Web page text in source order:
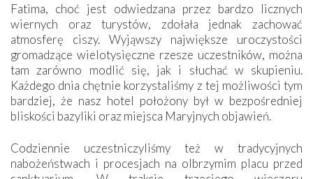
Fatima, choć jest odwiedzana przez bardzo licznych
wiernych oraz turystów, zdołała jednak zachować
atmosferę ciszy. Wyjąwszy największe uroczystości
gromadzące wielotysięczne rzesze uczestników, można
tam zarówno modlić się, jak i słuchać w skupieniu.
Każdego dnia chętnie korzystaliśmy z tej możliwości tym
bardziej, że nasz hotel położony był w bezpośredniej
bliskości bazyliki oraz miejsca Maryjnych objawień.
Codziennie uczestniczyliśmy też w tradycyjnych
nabożeństwach i procesjach na olbrzymim placu przed